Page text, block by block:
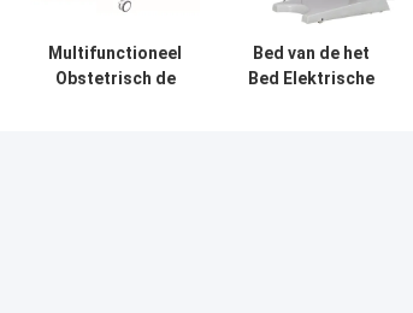
Multifunctioneel
Obstetrisch de
Bed van de het
Bed Elektrische